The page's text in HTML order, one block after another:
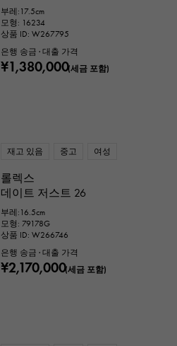
부레:17.5cm
모형: 16234
상품 ID: W267795
은행 송금 · 대출 가격
¥1,380,000(세금 포함)
재고 있음 중고 여성
롤렉스
데이트 저스트 26
부레:16.5cm
모형: 79178G
상품 ID: W266746
은행 송금 · 대출 가격
¥2,170,000(세금 포함)